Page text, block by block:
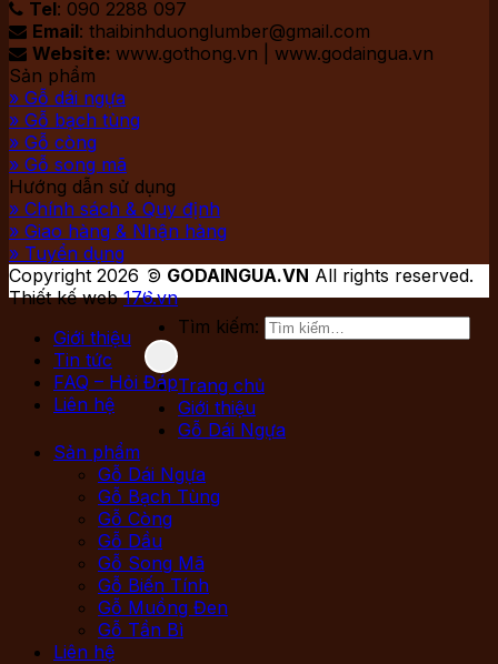
 Tel: 090 2288 097
 Email: thaibinhduonglumber@gmail.com
 Website: www.gothong.vn | www.godaingua.vn
Sản phẩm
» Gỗ dái ngựa
» Gỗ bạch tùng
» Gỗ còng
» Gỗ song mã
Hướng dẫn sử dụng
» Chính sách & Quy định
» Giao hàng & Nhận hàng
» Tuyển dụng
Copyright 2026 © GODAINGUA.VN All rights reserved.
Thiết kế web176.vn
Giới thiệu
Tin tức
FAQ – Hỏi Đáp
Liên hệ
Tìm kiếm:
Trang chủ
Giới thiệu
Gỗ Dái Ngựa
Sản phẩm
Gỗ Dái Ngựa
Gỗ Bạch Tùng
Gỗ Còng
Gỗ Dầu
Gỗ Song Mã
Gỗ Biến Tính
Gỗ Muồng Đen
Gỗ Tần Bì
Liên hệ